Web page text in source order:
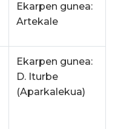
Ekarpen gunea:
Artekale
Ekarpen gunea:
D. Iturbe
(Aparkalekua)